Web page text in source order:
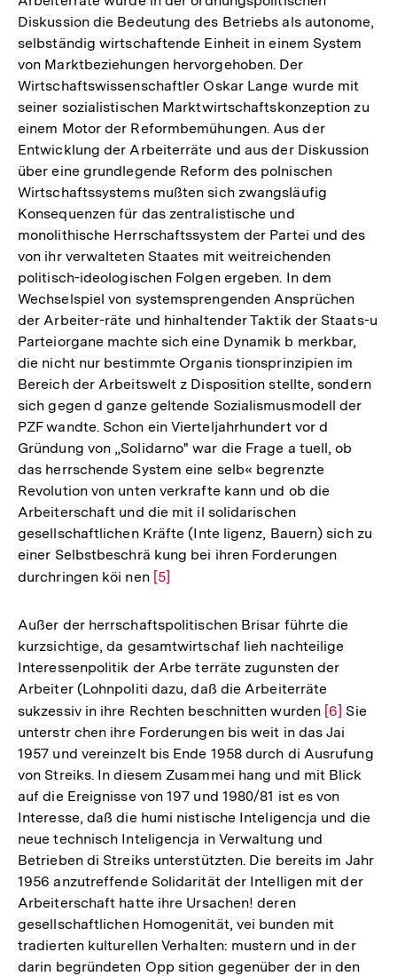
Diskussion die Bedeutung des Betriebs als autonome,
selbständig wirtschaftende Einheit in einem System
von Marktbeziehungen hervorgehoben. Der
Wirtschaftswissenschaftler Oskar Lange wurde mit
seiner sozialistischen Marktwirtschaftskonzeption zu
einem Motor der Reformbemühungen. Aus der
Entwicklung der Arbeiterräte und aus der Diskussion
über eine grundlegende Reform des polnischen
Wirtschaftssystems mußten sich zwangsläufig
Konsequenzen für das zentralistische und
monolithische Herrschaftssystem der Partei und des
von ihr verwalteten Staates mit weitreichenden
politisch-ideologischen Folgen ergeben. In dem
Wechselspiel von systemsprengenden Ansprüchen
der Arbeiter-räte und hinhaltender Taktik der Staats-u
Parteiorgane machte sich eine Dynamik b merkbar,
die nicht nur bestimmte Organis tionsprinzipien im
Bereich der Arbeitswelt z Disposition stellte, sondern
sich gegen d ganze geltende Sozialismusmodell der
PZF wandte. Schon ein Vierteljahrhundert vor d
Gründung von „Solidarno" war die Frage a tuell, ob
das herrschende System eine selb« begrenzte
Revolution von unten verkrafte kann und ob die
Arbeiterschaft und die mit il solidarischen
gesellschaftlichen Kräfte (Inte ligenz, Bauern) sich zu
einer Selbstbeschrä kung bei ihren Forderungen
durchringen köi nen Zur
der
Fußnote
[5]
Außer der herrschaftspolitischen Brisar führte die
kurzsichtige, da gesamtwirtschaf lieh nachteilige
Interessenpolitik der Arbe terräte zugunsten der
Arbeiter (Lohnpoliti dazu, daß die Arbeiterräte
sukzessiv in ihre Rechten beschnitten wurden Zur
Auflösung
der
Fußnote
[6] Sie
unterstr chen ihre Forderungen bis weit in das Jai
1957 und vereinzelt bis Ende 1958 durch di Ausrufung
von Streiks. In diesem Zusammei hang und mit Blick
auf die Ereignisse von 197 und 1980/81 ist es von
Interesse, daß die humi nistische Inteligencja und die
neue technisch Inteligencja in Verwaltung und
Betrieben di Streiks unterstützten. Die bereits im Jahr
1956 anzutreffende Solidarität der Intelligen mit der
Arbeiterschaft hatte ihre Ursachen! deren
gesellschaftlichen Homogenität, vei bunden mit
tradierten kulturellen Verhalten: mustern und in der
darin begründeten Opp sition gegenüber der in den